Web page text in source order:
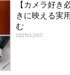
【カメラ好き
きに映える実
む
2025/12/07